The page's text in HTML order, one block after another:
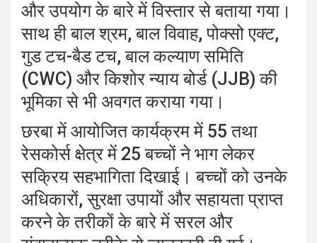
और उपयोग के बारे में विस्तार से बताया गया।
साथ ही बाल श्रम, बाल विवाह, पोक्सो एक्ट,
गुड टच-बैड टच, बाल कल्याण समिति
(CWC) और किशोर न्याय बोर्ड (JJB) की
भूमिका से भी अवगत कराया गया।
छरबा में आयोजित कार्यक्रम में 55 तथा
रेसकोर्स क्षेत्र में 25 बच्चों ने भाग लेकर
सक्रिय सहभागिता दिखाई। बच्चों को उनके
अधिकारों, सुरक्षा उपायों और सहायता प्राप्त
करने के तरीकों के बारे में सरल और